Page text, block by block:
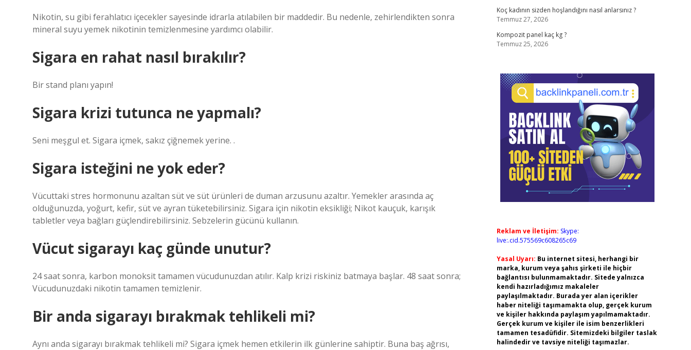
Nikotin, su gibi ferahlatıcı içecekler sayesinde idrarla atılabilen bir maddedir. Bu nedenle, zehirlendikten sonra
mineral suyu yemek nikotinin temizlenmesine yardımcı olabilir.
Sigara en rahat nasıl bırakılır?
Bir stand planı yapın!
Sigara krizi tutunca ne yapmalı?
Seni meşgul et. Sigara içmek, sakız çiğnemek yerine. .
Sigara isteğini ne yok eder?
Vücuttaki stres hormonunu azaltan süt ve süt ürünleri de duman arzusunu azaltır. Yemekler arasında aç
olduğunuzda, yoğurt, kefir, süt ve ayran tüketebilirsiniz. Sigara için nikotin eksikliği; Nikot kauçuk, karışık
tabletler veya bağları güçlendirebilirsiniz. Sebzelerin gücünü kullanın.
Vücut sigarayı kaç günde unutur?
24 saat sonra, karbon monoksit tamamen vücudunuzdan atılır. Kalp krizi riskiniz batmaya başlar. 48 saat sonra;
Vücudunuzdaki nikotin tamamen temizlenir.
Bir anda sigarayı bırakmak tehlikeli mi?
Aynı anda sigarayı bırakmak tehlikeli mi? Sigara içmek hemen etkilerin ilk günlerine sahiptir. Buna baş ağrısı,
Koç kadının sizden hoşlandığını nasıl anlarsınız ?
Temmuz 27, 2026
Kompozit panel kaç kg ?
Temmuz 25, 2026
Reklam ve İletişim: Skype:
live:.cid.575569c608265c69
Yasal Uyarı: Bu internet sitesi, herhangi bir
marka, kurum veya şahıs şirketi ile hiçbir
bağlantısı bulunmamaktadır. Sitede yalnızca
kendi hazırladığımız makaleler
paylaşılmaktadır. Burada yer alan içerikler
haber niteliği taşımamakta olup, gerçek kurum
ve kişiler hakkında paylaşım yapılmamaktadır.
Gerçek kurum ve kişiler ile isim benzerlikleri
tamamen tesadüfidir. Sitemizdeki bilgiler taslak
halindedir ve tavsiye niteliği taşımazlar.